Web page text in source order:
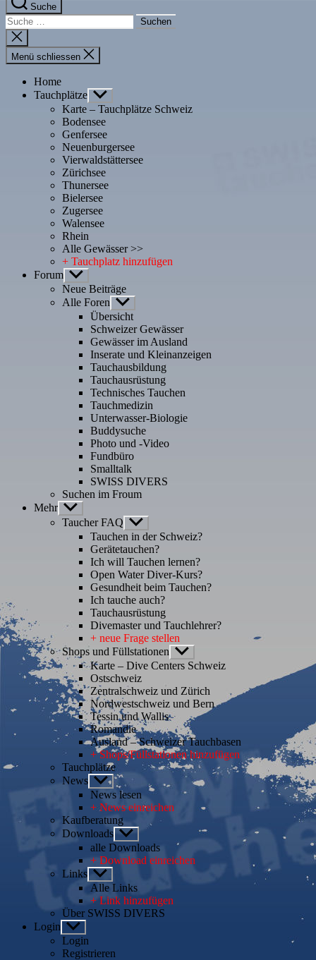
Suche
Suche
nach:
Suche
schliessen
Menü schliessen
Home
Tauchplätze Untermenü
anzeigen
Karte – Tauchplätze Schweiz
Bodensee
Genfersee
Neuenburgersee
Vierwaldstättersee
Zürichsee
Thunersee
Bielersee
Zugersee
Walensee
Rhein
Alle Gewässer >>
+ Tauchplatz hinzufügen
Forum Untermenü
anzeigen
Neue Beiträge
Alle Foren Untermenü
anzeigen
Übersicht
Schweizer Gewässer
Gewässer im Ausland
Inserate und Kleinanzeigen
Tauchausbildung
Tauchausrüstung
Technisches Tauchen
Tauchmedizin
Unterwasser-Biologie
Buddysuche
Photo und -Video
Fundbüro
Smalltalk
SWISS DIVERS
Suchen im Froum
Mehr Untermenü
anzeigen
Taucher FAQ Untermenü
anzeigen
Tauchen in der Schweiz?
Gerätetauchen?
Ich will Tauchen lernen?
Open Water Diver-Kurs?
Gesundheit beim Tauchen?
Ich tauche auch?
Tauchausrüstung
Divemaster und Tauchlehrer?
+ neue Frage stellen
Shops und Füllstationen Untermenü
anzeigen
Karte – Dive Centers Schweiz
Ostschweiz
Zentralschweiz und Zürich
Nordwestschweiz und Bern
Tessin und Wallis
Romandie
Ausland – Schweizer Tauchbasen
+ Shops/Füllstationen hinzufügen
Tauchplätze
News Untermenü
anzeigen
News lesen
+ News einreichen
Kaufberatung
Downloads Untermenü
anzeigen
alle Downloads
+ Download einreichen
Links Untermenü
anzeigen
Alle Links
+ Link hinzufügen
Über SWISS DIVERS
Login Untermenü
anzeigen
Login
Registrieren